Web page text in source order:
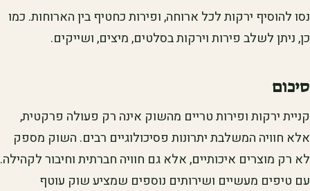
נסו להוסיף ירקות לכל ארוחה, ופירות כחטיף בין הארוחות. כמו
כן, ניתן לשלב פירות וירקות בסלטים, מיצים, ושייקים.
סיכום
קניית ירקות ופירות טריים מהשוק אינה רק פעולה פרקטית,
אלא חוויה המשלבת יתרונות פסיכולוגיים רבים. השוק מספק
לא רק מוצרים איכותיים, אלא גם חוויה חברתית וחיבור לקהילה.
עם טיפים מעשיים ושירותים נוספים שמציע שוק עוטף